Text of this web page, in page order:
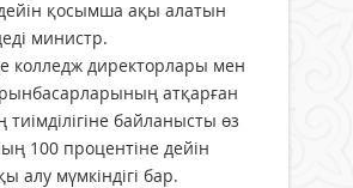
қосымша ақы алатын
министр.
колледж директорлары мен
атқарған
байланысты өз
100 процентіне дейін
алу мүмкіндігі бар.